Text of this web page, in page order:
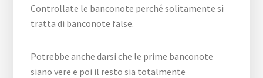
Controllate le banconote perché solitamente si
tratta di banconote false.
Potrebbe anche darsi che le prime banconote
siano vere e poi il resto sia totalmente